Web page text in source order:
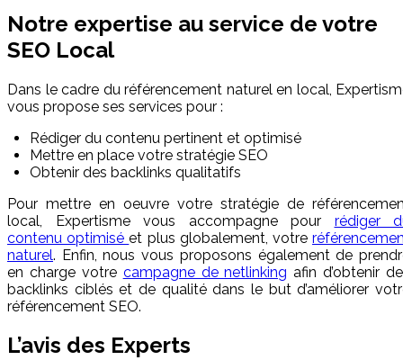
Notre expertise au service de votre
SEO Local
Dans le cadre du référencement naturel en local,
vous propose ses services pour :
Rédiger du contenu pertinent et optimisé
Mettre en place votre stratégie SEO
Obtenir des backlinks qualitatifs
Pour mettre en oeuvre votre stratégie de
local, Expertisme vous accompagne pour rédiger
contenu optimiséet plus globalement, votre
naturel. Enfin, nous vous proposons également de
en charge votre campagne de netlinking afin d’obtenir
backlinks ciblés et de qualité dans le but d’améliorer
référencement SEO.
L’avis des Experts